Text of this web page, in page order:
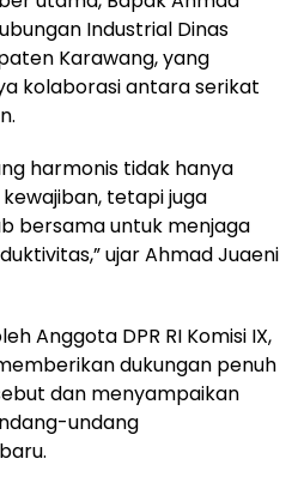
Industrial Dinas
Karawang, yang
kolaborasi antara serikat
harmonis tidak hanya
tetapi juga
bersama untuk menjaga
ujar Ahmad Juaeni
Anggota DPR RI Komisi IX,
dukungan penuh
dan menyampaikan
undang